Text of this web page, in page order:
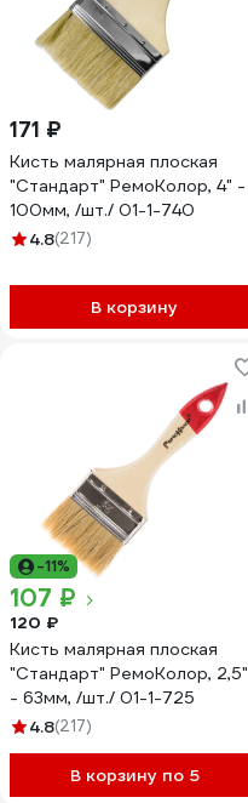
171 ₽
Кисть малярная плоская
"Стандарт" РемоКолор, 4" -
100мм, /шт./ 01-1-740
4.8(217)
В корзину
-11%
107 ₽
120 ₽
Кисть малярная плоская
"Стандарт" РемоКолор, 2,5"
- 63мм, /шт./ 01-1-725
4.8(217)
В корзину по 5